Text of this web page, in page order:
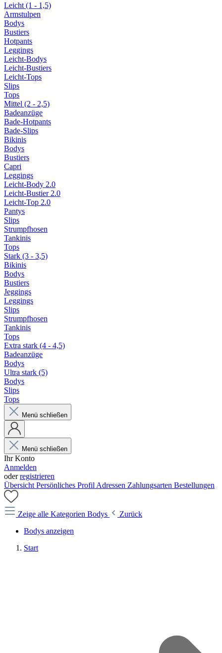
Leicht (1 - 1,5)
Armstulpen
Bodys
Bustiers
Hotpants
Leggings
Leicht-Bodys
Leicht-Bustiers
Leicht-Tops
Slips
Tops
Mittel (2 - 2,5)
Badeanzüge
Bade-Hotpants
Bade-Slips
Bikinis
Bodys
Bustiers
Capri
Leggings
Leicht-Body 2.0
Leicht-Bustier 2.0
Leicht-Top 2.0
Pantys
Slips
Strumpfhosen
Tankinis
Tops
Stark (3 - 3,5)
Bikinis
Bodys
Bustiers
Jeggings
Leggings
Slips
Strumpfhosen
Tankinis
Tops
Extra stark (4 - 4,5)
Badeanzüge
Bodys
Ultra stark (5)
Bodys
Slips
Tops
Menü schließen
Menü schließen
Ihr Konto
Anmelden
oderregistrieren
Übersicht Persönliches Profil Adressen Zahlungsarten Bestellungen
Zeige alle Kategorien Bodys
Zurück
Bodys anzeigen
Start